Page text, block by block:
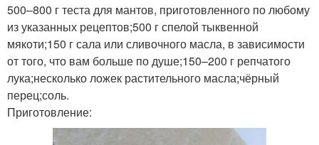
500–800 г теста для мантов, приготовленного по любому
из указанных рецептов;500 г спелой тыквенной
мякоти;150 г сала или сливочного масла, в зависимости
от того, что вам больше по душе;150–200 г репчатого
лука;несколько ложек растительного масла;чёрный
перец;соль.
Приготовление: